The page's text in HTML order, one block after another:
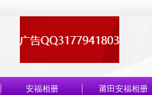
安福相册 莆田安福相册